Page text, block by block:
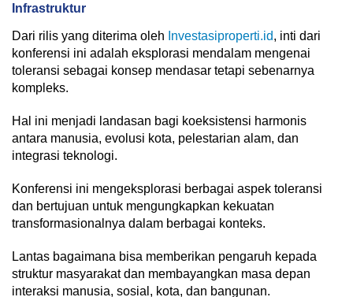
Infrastruktur
Dari rilis yang diterima oleh Investasiproperti.id, inti dari
konferensi ini adalah eksplorasi mendalam mengenai
toleransi sebagai konsep mendasar tetapi sebenarnya
kompleks.
Hal ini menjadi landasan bagi koeksistensi harmonis
antara manusia, evolusi kota, pelestarian alam, dan
integrasi teknologi.
Konferensi ini mengeksplorasi berbagai aspek toleransi
dan bertujuan untuk mengungkapkan kekuatan
transformasionalnya dalam berbagai konteks.
Lantas bagaimana bisa memberikan pengaruh kepada
struktur masyarakat dan membayangkan masa depan
interaksi manusia, sosial, kota, dan bangunan.